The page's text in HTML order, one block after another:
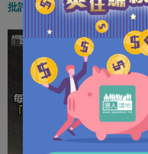
批評《學苑》何來以言入罪？